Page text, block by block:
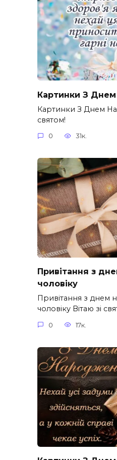
Картинки З
Картинки З Днем
святом!
0 31к.
Привітання з
чоловіку
Привітання з днем
чоловіку Вітаю зі
0 17к.